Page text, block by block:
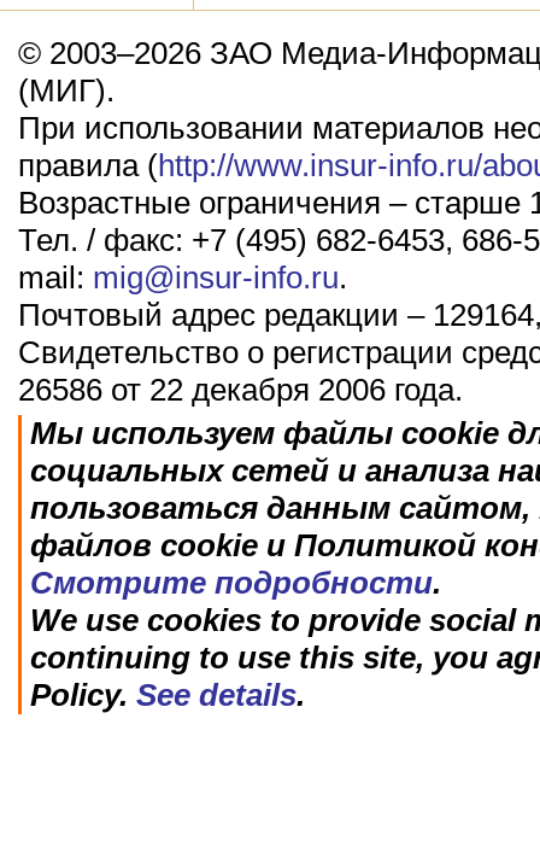
© 2003–2026 ЗАО Медиа-
(МИГ).
При использовании материалов
правила (http://www.insur-info.ru/
Возрастные ограничения – старше
Тел. / факс: +7 (495) 682-6453, 686-
mail: mig@insur-info.ru.
Почтовый адрес редакции –
Свидетельство о регистрации
26586 от 22 декабря 2006 года.
Мы используем файлы cookie
социальных сетей и анализа
пользоваться данным
файлов cookie и Политикой
Смотрите подробности.
We use cookies to provide social
continuing to use this site, you
Policy. See details.